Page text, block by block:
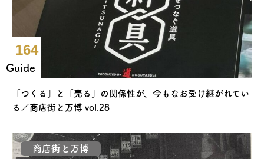
164
Guide
「つくる」と「売る」の関係性が、今もなお受け継がれてい
る／商店街と万博 vol.28
商店街と万博